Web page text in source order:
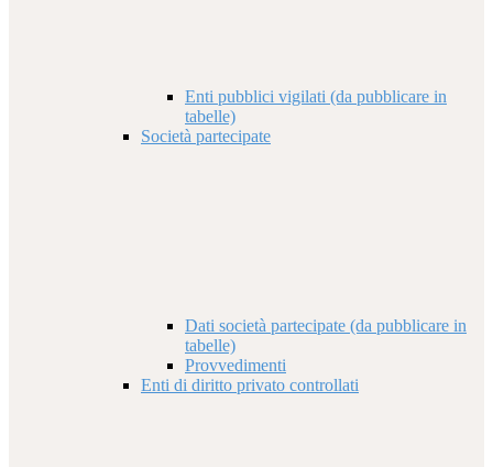
Enti pubblici vigilati (da pubblicare in
tabelle)
Società partecipate
Dati società partecipate (da pubblicare in
tabelle)
Provvedimenti
Enti di diritto privato controllati